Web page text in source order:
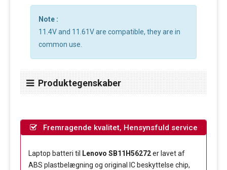
Note :
11.4V and 11.61V are compatible, they are in
common use.
Produktegenskaber
Fremragende kvalitet, Hensynsfuld service
Laptop batteri til Lenovo SB11H56272er lavet af
ABS plastbelægning og original IC beskyttelse chip,